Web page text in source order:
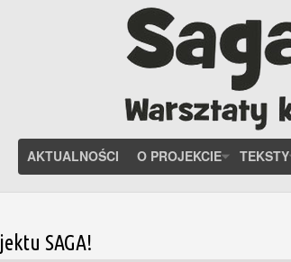
AKTUALNOŚCI O PROJEKCIE TEKSTY
SAGA!